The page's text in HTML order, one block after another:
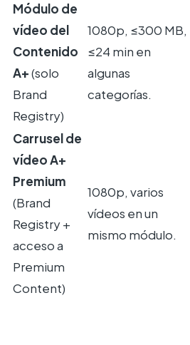
Módulo de
vídeo del
Contenido
A+(solo
Brand
Registry)
1080p, ≤300 MB,
≤24 min en
algunas
categorías.
Carrusel de
vídeo A+
Premium
(Brand
Registry +
acceso a
Premium
Content)
1080p, varios
vídeos en un
mismo módulo.